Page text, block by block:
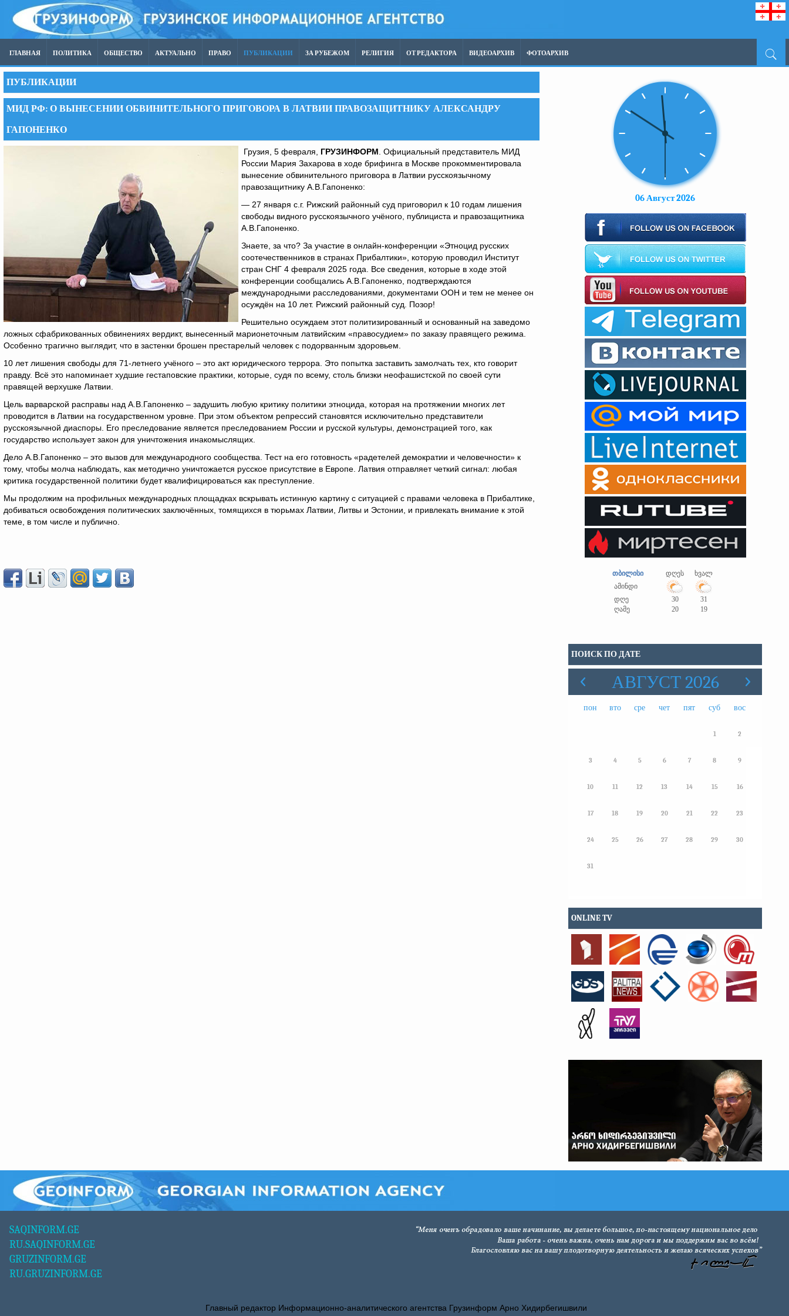
ГЛАВНАЯ ПОЛИТИКА ОБЩЕСТВО АКТУАЛЬНО ПРАВО ПУБЛИКАЦИИ ЗА РУБЕЖОМ РЕЛИГИЯ ОТ РЕДАКТОРА ВИДЕОАРХИВ ФОТОАРХИВ
ПУБЛИКАЦИИ
МИД РФ: О ВЫНЕСЕНИИ ОБВИНИТЕЛЬНОГО ПРИГОВОРА В ЛАТВИИ ПРАВОЗАЩИТНИКУ АЛЕКСАНДРУ
ГАПОНЕНКО
Грузия, 5 февраля, ГРУЗИНФОРМ . Официальный представитель МИД
России Мария Захарова в ходе брифинга в Москве прокомментировала
вынесение обвинительного приговора в Латвии русскоязычному
правозащитнику А.В.Гапоненко:
— 27 января с.г. Рижский районный суд приговорил к 10 годам лишения
свободы видного русскоязычного учёного, публициста и правозащитника
А.В.Гапоненко.
Знаете, за что? За участие в онлайн-конференции «Этноцид русских
соотечественников в странах Прибалтики», которую проводил Институт
стран СНГ 4 февраля 2025 года. Все сведения, которые в ходе этой
конференции сообщались А.В.Гапоненко, подтверждаются
международными расследованиями, документами ООН и тем не менее он
осуждён на 10 лет. Рижский районный суд. Позор!
Решительно осуждаем этот политизированный и основанный на заведомо
ложных сфабрикованных обвинениях вердикт, вынесенный марионеточным латвийским «правосудием» по заказу правящего режима.
Особенно трагично выглядит, что в застенки брошен престарелый человек с подорванным здоровьем.
10 лет лишения свободы для 71-летнего учёного – это акт юридического террора. Это попытка заставить замолчать тех, кто говорит
правду. Всё это напоминает худшие гестаповские практики, которые, судя по всему, столь близки неофашистской по своей сути
правящей верхушке Латвии.
Цель варварской расправы над А.В.Гапоненко – задушить любую критику политики этноцида, которая на протяжении многих лет
проводится в Латвии на государственном уровне. При этом объектом репрессий становятся исключительно представители
русскоязычной диаспоры. Его преследование является преследованием России и русской культуры, демонстрацией того, как
государство использует закон для уничтожения инакомыслящих.
Дело А.В.Гапоненко – это вызов для международного сообщества. Тест на его готовность «радетелей демократии и человечности» к
тому, чтобы молча наблюдать, как методично уничтожается русское присутствие в Европе. Латвия отправляет четкий сигнал: любая
критика государственной политики будет квалифицироваться как преступление.
Мы продолжим на профильных международных площадках вскрывать истинную картину с ситуацией с правами человека в Прибалтике,
добиваться освобождения политических заключённых, томящихся в тюрьмах Латвии, Литвы и Эстонии, и привлекать внимание к этой
теме, в том числе и публично.
06 Август 2026
თბილისი დღეს
ხვალ
ამინდი
დღე
30
31
ღამე
20 19
ПОИСК ПО ДАТЕ
АВГУСТ 2026
пон вто сре чет пят суб вос
1 2
3 4 5 6 7 8 9
10 11 12 13 14 15 16
17 18 19 20 21 22 23
24 25 26 27 28 29 30
31
ONLINE TV
SAQINFORM.GE
RU.SAQINFORM.GE
GRUZINFORM.GE
RU.GRUZINFORM.GE
Главный редактор Информационно-аналитического агентства Грузинформ Арно Хидирбегишвили